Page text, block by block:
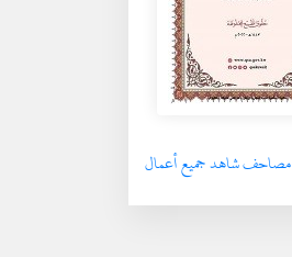
مصاحف شاهد جميع أعمال